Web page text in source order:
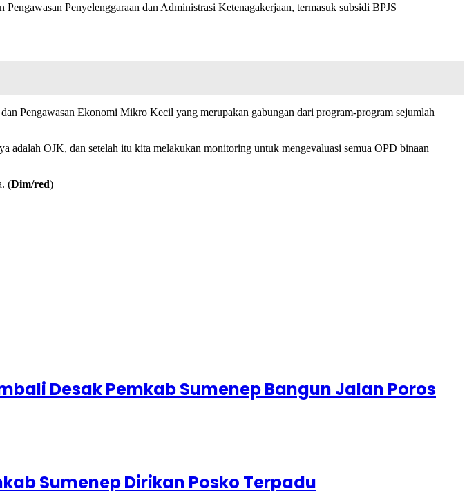
Penyelenggaraan dan Administrasi Ketenagakerjaan, termasuk subsidi BPJS
Pengawasan Ekonomi Mikro Kecil yang merupakan gabungan dari program-program sejumlah
OJK, dan setelah itu kita melakukan monitoring untuk mengevaluasi semua OPD binaan
(Dim/red)
Desak Pemkab Sumenep Bangun Jalan Poros
Sumenep Dirikan Posko Terpadu